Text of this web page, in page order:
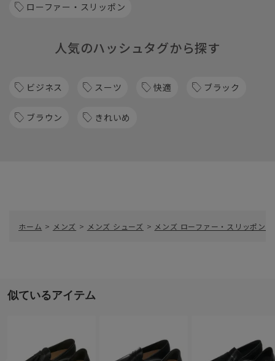
ローファー・スリッポン
人気のハッシュタグから探す
ビジネス スーツ 快適 ブラック
ブラウン きれいめ
ホーム > メンズ > メンズ シューズ > メンズ ローファー・スリッポン